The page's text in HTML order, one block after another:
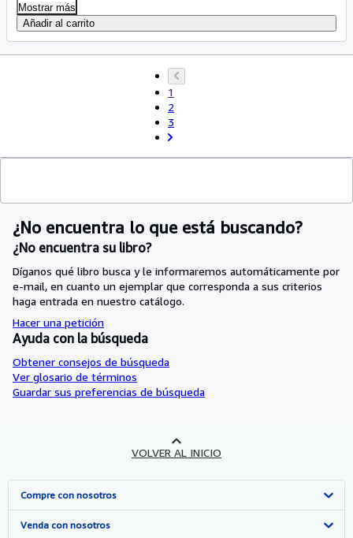
Mostrar más
Añadir al carrito
1
2
3
¿No encuentra lo que está buscando?
¿No encuentra su libro?
Díganos qué libro busca y le informaremos automáticamente por
e-mail, en cuanto un ejemplar que corresponda a sus criterios
haga entrada en nuestro catálogo.
Hacer una petición
Ayuda con la búsqueda
Obtener consejos de búsqueda
Ver glosario de términos
Guardar sus preferencias de búsqueda
VOLVER AL INICIO
Compre con nosotros
Búsqueda avanzada
Venda con nosotros